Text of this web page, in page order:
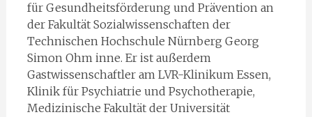
für Gesundheitsförderung und Prävention an
der Fakultät Sozialwissenschaften der
Technischen Hochschule Nürnberg Georg
Simon Ohm inne. Er ist außerdem
Gastwissenschaftler am LVR-Klinikum Essen,
Klinik für Psychiatrie und Psychotherapie,
Medizinische Fakultät der Universität